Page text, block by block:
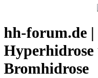
hh-forum.de
Hyperhidrose
Bromhidrose